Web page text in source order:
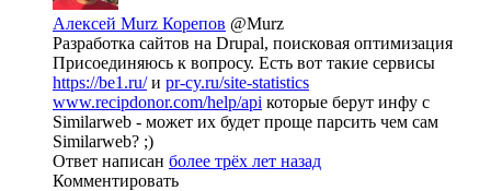
Алексей Murz Корепов @Murz
Разработка сайтов на Drupal, поисковая оптимизация
Присоединяюсь к вопросу. Есть вот такие сервисы
https://be1.ru/и pr-cy.ru/site-statistics
www.recipdonor.com/help/api которые берут инфу с
Similarweb - может их будет проще парсить чем сам
Similarweb? ;)
Ответ написан более трёх лет назад
Комментировать